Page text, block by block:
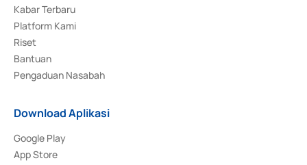
Kabar Terbaru
Platform Kami
Riset
Bantuan
Pengaduan Nasabah
Download Aplikasi
Google Play
App Store